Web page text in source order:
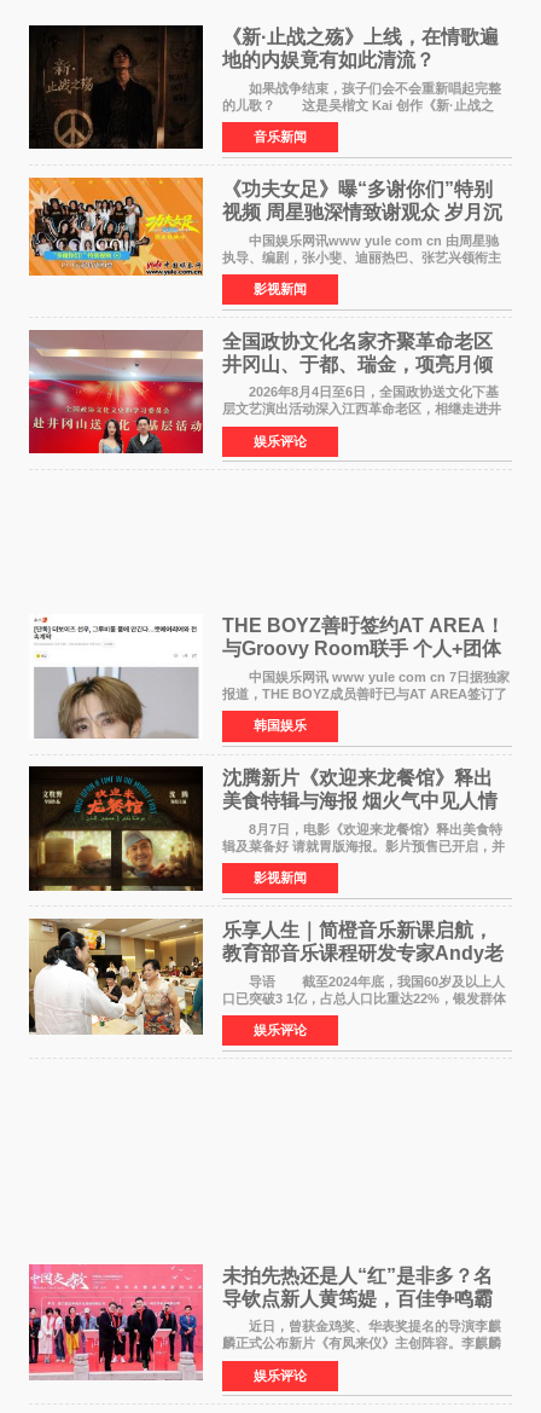
《新·止战之殇》上线，在情歌遍
地的内娱竟有如此清流？
如果战争结束，孩子们会不会重新唱起完整
的儿歌？ 这是吴楷文 Kai 创作《新·止战之
殇》时最初的想法。 从伊朗相关冲突引发的
地区局势，到世界各地仍在发生的动荡与不安，
战争从来不只
音乐新闻
《功夫女足》曝“多谢你们”特别
视频 周星驰深情致谢观众 岁月沉
淀不灭初心
中国娱乐网讯www yule com cn 由周星驰
执导、编剧，张小斐、迪丽热巴、张艺兴领衔主
演，刘嘉玲、佐藤健特别出演，艾米、雪野、蔡
思贝、胡予安、倪好特别介绍的喜剧电影《功夫
女足》释出多谢你
影视新闻
全国政协文化名家齐聚革命老区
井冈山、于都、瑞金，项亮月倾
情献唱《桃花谣》致敬红色沃土
2026年8月4日至6日，全国政协送文化下基
层文艺演出活动深入江西革命老区，相继走进井
冈山、于都长征出发地、瑞金三地。由全国政协
文化文史和学习委员会副主任、甘肃省政协原主
席欧阳坚率团，一
娱乐评论
THE BOYZ善旴签约AT AREA！
与Groovy Room联手 个人+团体
活动并行
中国娱乐网讯 www yule com cn 7日据独家
报道，THE BOYZ成员善旴已与AT AREA签订了
专属合约。AT AREA是由知名制作人组合
Groovy Room创立的hip-hop厂牌，旗下拥有多
位实力派音乐人，在韩
韩国娱乐
沈腾新片《欢迎来龙餐馆》释出
美食特辑与海报 烟火气中见人情
温暖
8月7日，电影《欢迎来龙餐馆》释出美食特
辑及菜备好 请就胃版海报。影片预售已开启，并
将于8月8日至10日14:00-21:00举行全国超前点
映。电影《欢迎来龙餐馆》作为战争美食喜剧大
片，讲述了中国
影视新闻
乐享人生｜简橙音乐新课启航，
教育部音乐课程研发专家Andy老
师重磅入驻领航银龄琴声
导语 截至2024年底，我国60岁及以上人
口已突破3 1亿，占总人口比重达22%，银发群体
的精神文化需求日益凸显。2024年1月，国务院办
公厅印发《关于发展银发经济增进老年人福祉的
意见》——这是
娱乐评论
未拍先热还是人“红”是非多？名
导钦点新人黄筠媞，百佳争鸣霸
气回应
近日，曾获金鸡奖、华表奖提名的导演李麒
麟正式公布新片《有凤来仪》主创阵容。李麒麟
早年凭电影《华容道》获得金鸡奖、华表奖提
名，此后长期参与国内外电影制作，其担任制片
人参与的作品亦曾
娱乐评论